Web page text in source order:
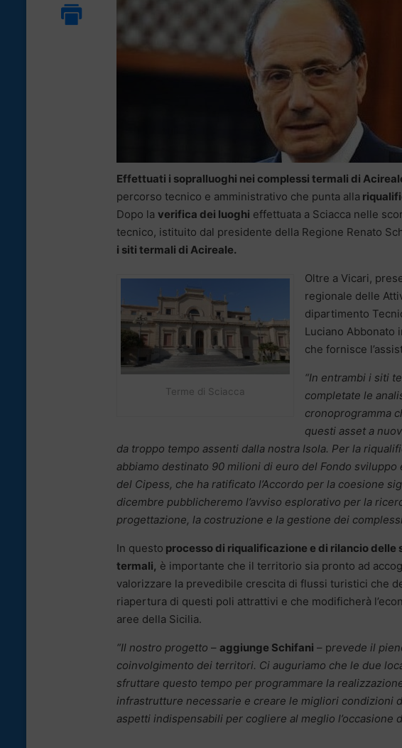
Effettuati i sopralluoghi nei complessi termali di
percorso tecnico e amministrativo che punta alla
Dopo la verifica dei luoghi effettuata a Sciacca nelle
tecnico, istituito dal presidente della Regione Renato
i siti termali di Acireale.
Terme di Sciacca
Oltre a Vicari,
regionale delle
dipartimento
Luciano Abbonato
che fornisce
“In entrambi i siti
completate le
cronoprogramma
questi asset a
da troppo tempo assenti dalla nostra Isola. Per la
abbiamo destinato 90 milioni di euro del Fondo
del Cipess, che ha ratificato l’Accordo per la coesione
dicembre pubblicheremo l’avviso esplorativo per la
progettazione, la costruzione e la gestione dei
In questo processo di riqualificazione e di rilancio delle
termali, è importante che il territorio sia pronto ad
valorizzare la prevedibile crescita di flussi turistici che
riapertura di questi poli attrattivi e che modificherà
aree della Sicilia.
“Il nostro progetto – aggiunge Schifani – prevede il
coinvolgimento dei territori. Ci auguriamo che le due
sfruttare questo tempo per programmare la
infrastrutture necessarie e creare le migliori condizioni
aspetti indispensabili per cogliere al meglio l’occasione